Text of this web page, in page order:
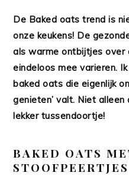
De Baked oats trend is
onze keukens! De
als warme ontbijtjes over
eindeloos mee varieren. Ik
baked oats die eigenlijk
genieten’ valt. Niet
lekker tussendoortje!
BAKED OATS